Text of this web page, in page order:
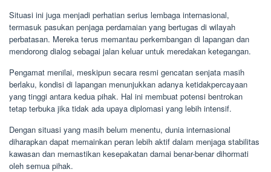
Situasi ini juga menjadi perhatian serius lembaga internasional,
termasuk pasukan penjaga perdamaian yang bertugas di wilayah
perbatasan. Mereka terus memantau perkembangan di lapangan dan
mendorong dialog sebagai jalan keluar untuk meredakan ketegangan.
Pengamat menilai, meskipun secara resmi gencatan senjata masih
berlaku, kondisi di lapangan menunjukkan adanya ketidakpercayaan
yang tinggi antara kedua pihak. Hal ini membuat potensi bentrokan
tetap terbuka jika tidak ada upaya diplomasi yang lebih intensif.
Dengan situasi yang masih belum menentu, dunia internasional
diharapkan dapat memainkan peran lebih aktif dalam menjaga stabilitas
kawasan dan memastikan kesepakatan damai benar-benar dihormati
oleh semua pihak.